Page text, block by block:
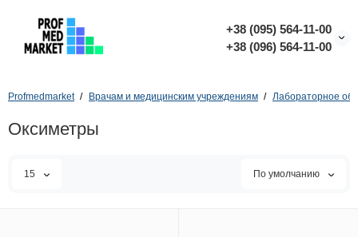
+38 (095) 564-11-00
+38 (096) 564-11-00
Profmedmarket Врачам и медицинским учреждениям Лабораторное
Оксиметры
15 По умолчанию